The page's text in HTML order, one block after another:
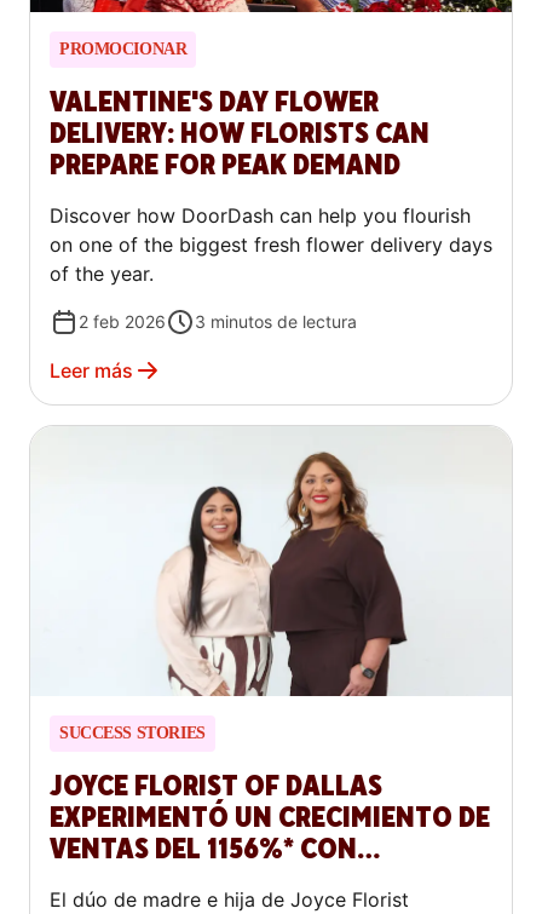
PROMOCIONAR
VALENTINE'S DAY FLOWER
DELIVERY: HOW FLORISTS CAN
PREPARE FOR PEAK DEMAND
Discover how DoorDash can help you flourish
on one of the biggest fresh flower delivery days
of the year.
2 feb 2026 3 minutos de lectura
Leer más
SUCCESS STORIES
JOYCE FLORIST OF DALLAS
EXPERIMENTÓ UN CRECIMIENTO DE
VENTAS DEL 1156%* CON
DOORDASH
El dúo de madre e hija de Joyce Florist